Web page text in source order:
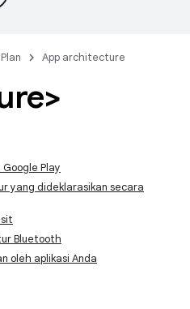
App architecture
Play
yang dideklarasikan secara
Bluetooth
oleh aplikasi Anda